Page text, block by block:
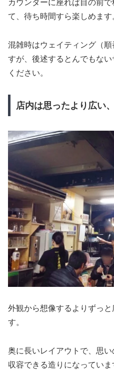
カウンターに座れば目の前
て、待ち時間すら楽しめます
混雑時はウェイティング（
すが、後述するとんでもな
ください。
店内は思ったより広い
外観から想像するよりずっ
す。
奥に長いレイアウトで、思
収容できる造りになっていま